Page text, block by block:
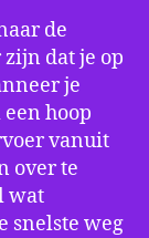
de
dat je op
je
hoop
vanuit
over te
wat
snelste weg